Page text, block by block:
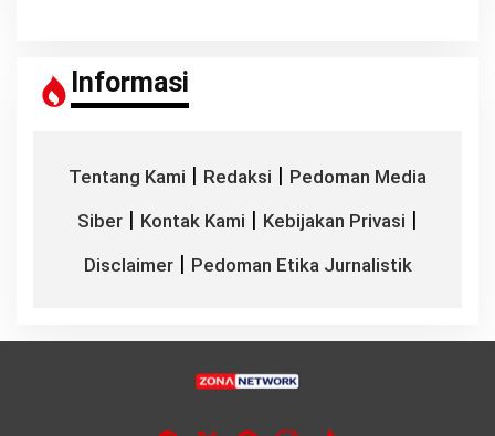
Informasi
Tentang Kami | Redaksi | Pedoman Media
Siber | Kontak Kami | Kebijakan Privasi |
Disclaimer| Pedoman Etika Jurnalistik